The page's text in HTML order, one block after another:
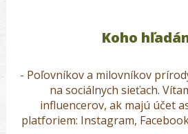
Koho
- Poľovníkov a milovníkov
na sociálnych sieťach.
influencerov, ak majú účet
platforiem: Instagram,